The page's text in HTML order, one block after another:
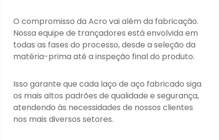
O compromisso da Acro vai além da fabricação.
Nossa equipe de trançadores está envolvida em
todas as fases do processo, desde a seleção da
matéria-prima até a inspeção final do produto.
Isso garante que cada laço de aço fabricado siga
os mais altos padrões de qualidade e segurança,
atendendo às necessidades de nossos clientes
nos mais diversos setores.